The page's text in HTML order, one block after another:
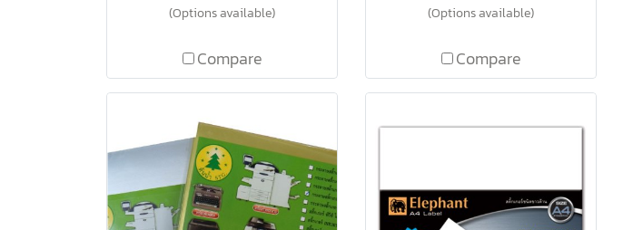
(Options available)
Compare
(Options available)
Compare